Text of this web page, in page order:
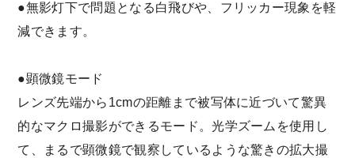
●無影灯下で問題となる白飛びや、フリッカー現象を軽
減できます。
●顕微鏡モード
レンズ先端から1cmの距離まで被写体に近づいて驚異
的なマクロ撮影ができるモード。光学ズームを使用し
て、まるで顕微鏡で観察しているような驚きの拡大撮